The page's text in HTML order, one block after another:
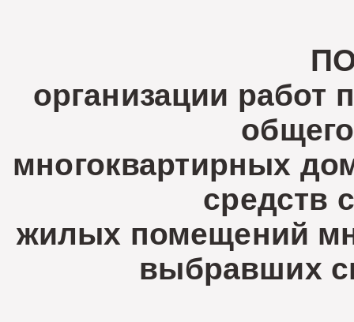
организации работ
многоквартирных
средств
жилых помещений
выбравших